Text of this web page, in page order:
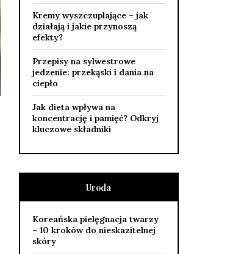
Kremy wyszczuplające – jak
działają i jakie przynoszą
efekty?
Przepisy na sylwestrowe
jedzenie: przekąski i dania na
ciepło
Jak dieta wpływa na
koncentrację i pamięć? Odkryj
kluczowe składniki
Uroda
Koreańska pielęgnacja twarzy
– 10 kroków do nieskazitelnej
skóry